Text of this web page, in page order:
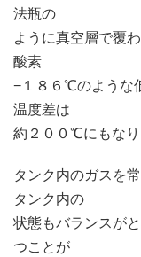
法瓶の
ように真空層で覆
酸素
−１８６℃のような
温度差は
約２００℃にもなり
タンク内のガスを
タンク内の
状態もバランスが
つことが